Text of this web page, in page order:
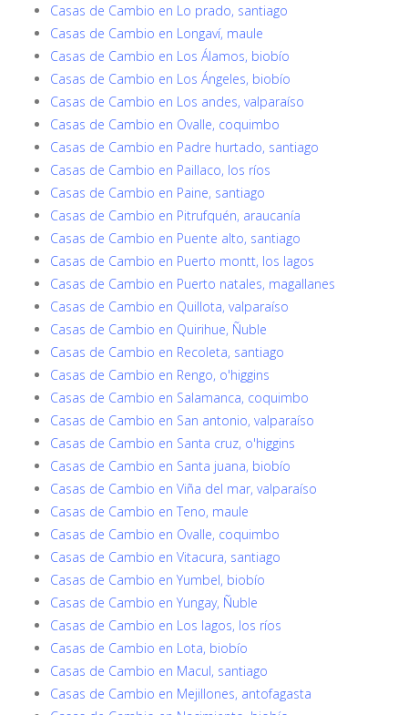
Casas de Cambio en Lo prado, santiago
Casas de Cambio en Longaví, maule
Casas de Cambio en Los Álamos, biobío
Casas de Cambio en Los Ángeles, biobío
Casas de Cambio en Los andes, valparaíso
Casas de Cambio en Ovalle, coquimbo
Casas de Cambio en Padre hurtado, santiago
Casas de Cambio en Paillaco, los ríos
Casas de Cambio en Paine, santiago
Casas de Cambio en Pitrufquén, araucanía
Casas de Cambio en Puente alto, santiago
Casas de Cambio en Puerto montt, los lagos
Casas de Cambio en Puerto natales, magallanes
Casas de Cambio en Quillota, valparaíso
Casas de Cambio en Quirihue, Ñuble
Casas de Cambio en Recoleta, santiago
Casas de Cambio en Rengo, o'higgins
Casas de Cambio en Salamanca, coquimbo
Casas de Cambio en San antonio, valparaíso
Casas de Cambio en Santa cruz, o'higgins
Casas de Cambio en Santa juana, biobío
Casas de Cambio en Viña del mar, valparaíso
Casas de Cambio en Teno, maule
Casas de Cambio en Ovalle, coquimbo
Casas de Cambio en Vitacura, santiago
Casas de Cambio en Yumbel, biobío
Casas de Cambio en Yungay, Ñuble
Casas de Cambio en Los lagos, los ríos
Casas de Cambio en Lota, biobío
Casas de Cambio en Macul, santiago
Casas de Cambio en Mejillones, antofagasta